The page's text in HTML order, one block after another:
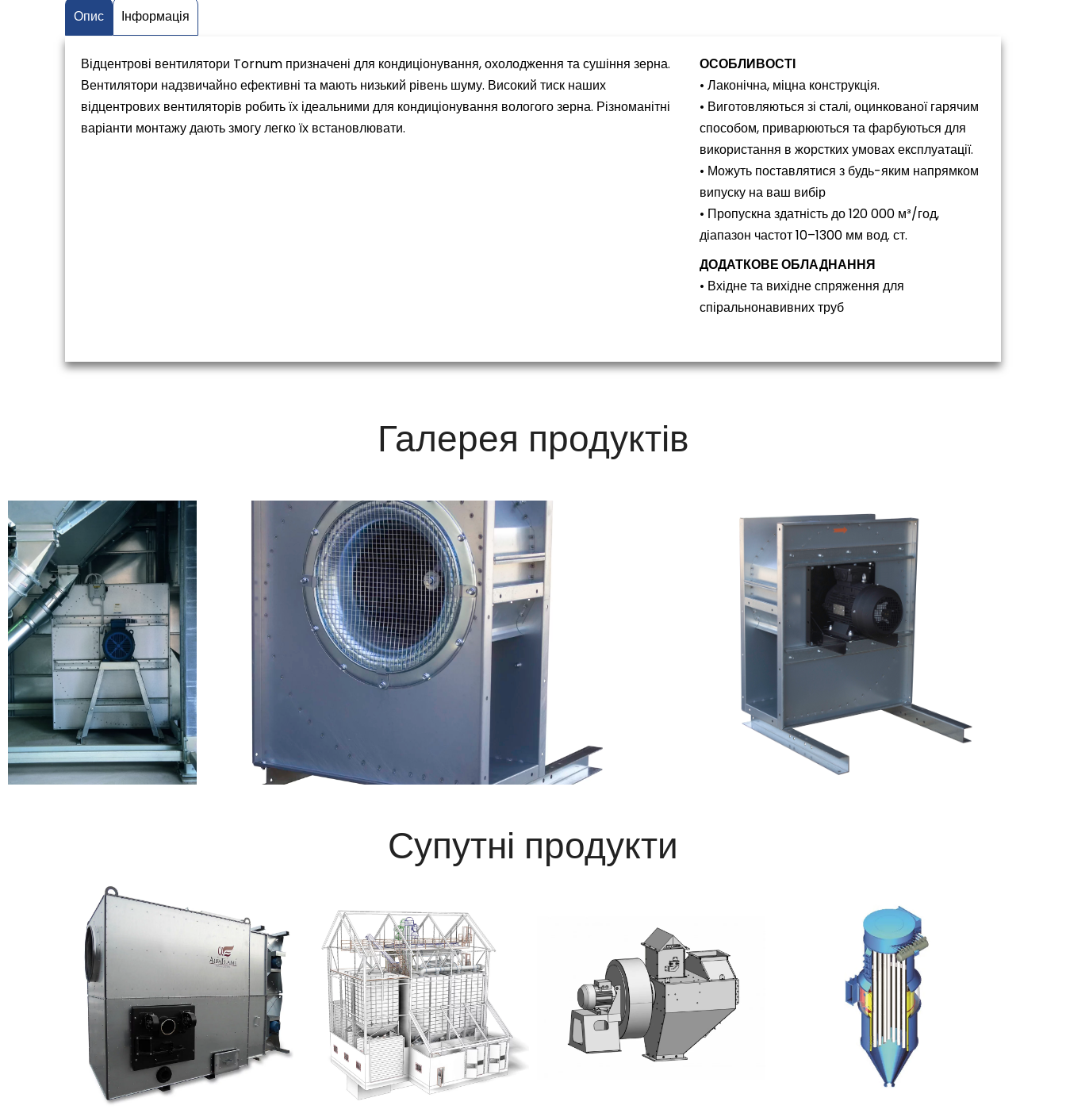
Опис Інформація
Відцентрові вентилятори Tornum призначені для кондиціонування, охолодження та сушіння зерна.
Вентилятори надзвичайно ефективні та мають низький рівень шуму. Високий тиск наших
відцентрових вентиляторів робить їх ідеальними для кондиціонування вологого зерна. Різноманітні
варіанти монтажу дають змогу легко їх встановлювати.
ОСОБЛИВОСТІ
• Лаконічна, міцна конструкція.
• Виготовляються зі сталі, оцинкованої гарячим
способом, приварюються та фарбуються для
використання в жорстких умовах експлуатації.
• Можуть поставлятися з будь-яким напрямком
випуску на ваш вибір
• Пропускна здатність до 120 000 м³/год,
діапазон частот 10–1300 мм вод. ст.
ДОДАТКОВЕ ОБЛАДНАННЯ
• Вхідне та вихідне спряження для
спіральнонавивних труб
Галерея продуктів
Супутні продукти